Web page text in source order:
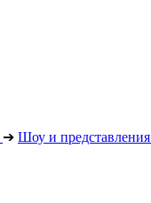
➔ Шоу и представления